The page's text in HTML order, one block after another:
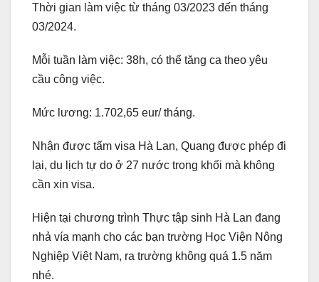
Thời gian làm việc từ tháng 03/2023 đến tháng
03/2024.
Mỗi tuần làm việc: 38h, có thể tăng ca theo yêu
cầu công việc.
Mức lương: 1.702,65 eur/ tháng.
Nhận được tấm visa Hà Lan, Quang được phép đi
lại, du lịch tự do ở 27 nước trong khối mà không
cần xin visa.
Hiện tại chương trình Thực tập sinh Hà Lan đang
nhả vía mạnh cho các bạn trường Học Viện Nông
Nghiệp Việt Nam, ra trường không quá 1.5 năm
nhé.